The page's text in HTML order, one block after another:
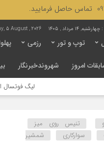
: چهارشنبه, ۱۴ مرداد , ۱۴۰۵ 5 August , 2026
توپ و تور رزمی
امروز شهروندخبرنگار
لیگ فوتسال استان
تنیس روی میز
سوارکاری
شمشیر